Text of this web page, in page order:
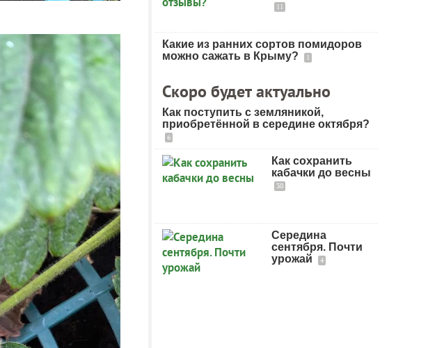
11
Какие из ранних сортов помидоров
можно сажать в Крыму?
1
Скоро будет актуально
Как поступить с земляникой,
приобретённой в середине октября?
6
Как сохранить
кабачки до весны
30
Середина
сентября. Почти
урожай
4